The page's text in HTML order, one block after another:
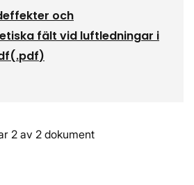
och
fält vid luftledningar i
(.pdf)
2 av 2 dokument